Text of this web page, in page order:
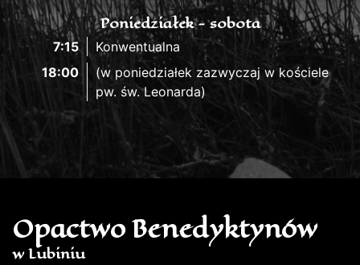
Poniedziałek - sobota
7:15
Konwentualna
18:00
(w poniedziałek zazwyczaj w kościele
pw. św. Leonarda)
Opactwo Benedyktynów
w Lubiniu